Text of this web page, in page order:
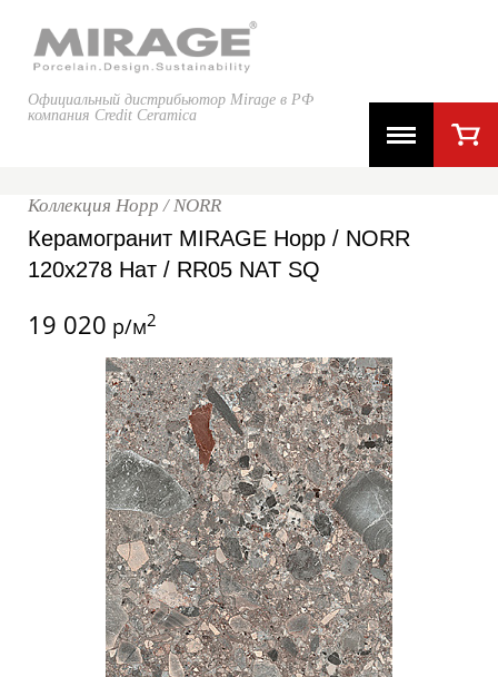
Официальный дистрибьютор Mirage в РФ
компания Credit Ceramica
Коллекция Норр / NORR
Керамогранит MIRAGE Норр / NORR
120x278 Нат / RR05 NAT SQ
19 020 р/м2